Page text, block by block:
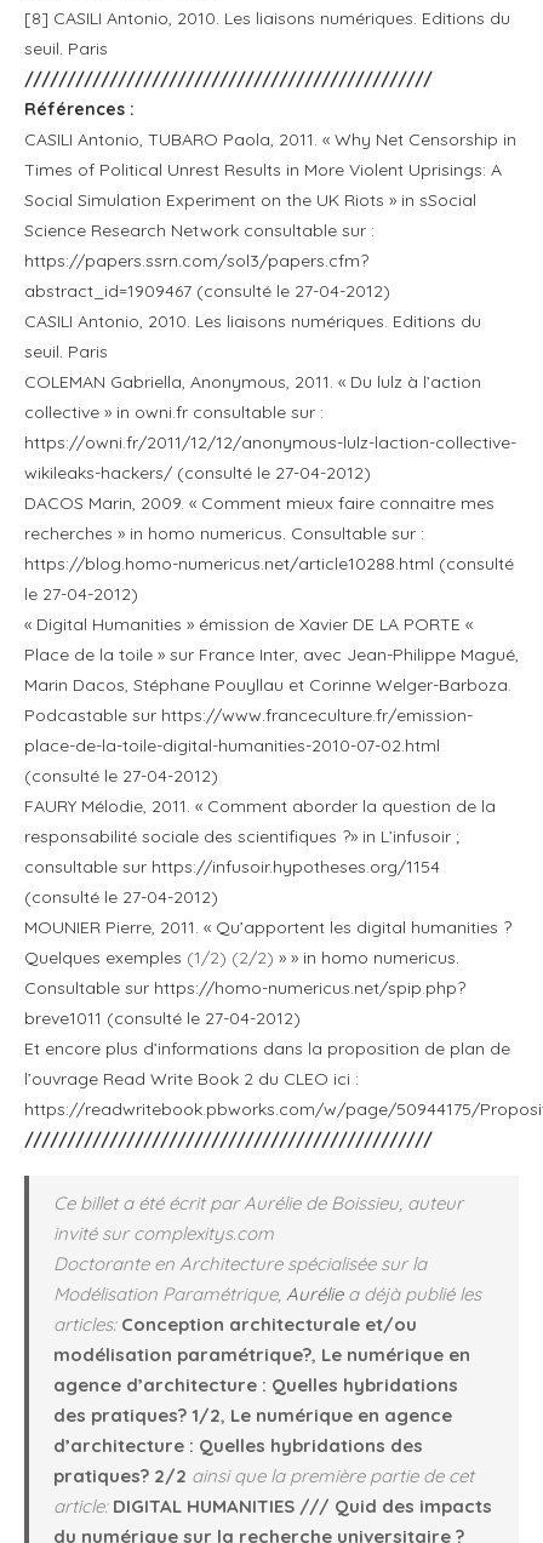
[8] CASILI Antonio, 2010. Les liaisons numériques. Editions du
seuil. Paris
////////////////////////////////////////////////
Références :
CASILI Antonio, TUBARO Paola, 2011. « Why Net Censorship in
Times of Political Unrest Results in More Violent Uprisings: A
Social Simulation Experiment on the UK Riots » in sSocial
Science Research Network consultable sur :
https://papers.ssrn.com/sol3/papers.cfm?
abstract_id=1909467 (consulté le 27-04-2012)
CASILI Antonio, 2010. Les liaisons numériques. Editions du
seuil. Paris
COLEMAN Gabriella, Anonymous, 2011. « Du lulz à l’action
collective » in owni.fr consultable sur :
https://owni.fr/2011/12/12/anonymous-lulz-laction-collective-
wikileaks-hackers/ (consulté le 27-04-2012)
DACOS Marin, 2009. « Comment mieux faire connaitre mes
recherches » in homo numericus. Consultable sur :
https://blog.homo-numericus.net/article10288.html (consulté
le 27-04-2012)
« Digital Humanities » émission de Xavier DE LA PORTE «
Place de la toile » sur France Inter, avec Jean-Philippe Magué,
Marin Dacos, Stéphane Pouyllau et Corinne Welger-Barboza.
Podcastable sur https://www.franceculture.fr/emission-
place-de-la-toile-digital-humanities-2010-07-02.html
(consulté le 27-04-2012)
FAURY Mélodie, 2011. « Comment aborder la question de la
responsabilité sociale des scientifiques ?» in L’infusoir ;
consultable sur https://infusoir.hypotheses.org/1154
(consulté le 27-04-2012)
MOUNIER Pierre, 2011. « Qu’apportent les digital humanities ?
Quelques exemples (1/2) (2/2) » » in homo numericus.
Consultable sur https://homo-numericus.net/spip.php?
breve1011 (consulté le 27-04-2012)
Et encore plus d’informations dans la proposition de plan de
l’ouvrage Read Write Book 2 du CLEO ici :
https://readwritebook.pbworks.com/w/page/50944175/
////////////////////////////////////////////////
Ce billet a été écrit par Aurélie de Boissieu, auteur
invité sur complexitys.com
Doctorante en Architecture spécialisée sur la
Modélisation Paramétrique, Aurélie a déjà publié les
articles: Conception architecturale et/ou
modélisation paramétrique?, Le numérique en
agence d’architecture : Quelles hybridations
des pratiques? 1/2, Le numérique en agence
d’architecture : Quelles hybridations des
pratiques? 2/2 ainsi que la première partie de cet
article: DIGITAL HUMANITIES /// Quid des impacts
du numérique sur la recherche universitaire ?